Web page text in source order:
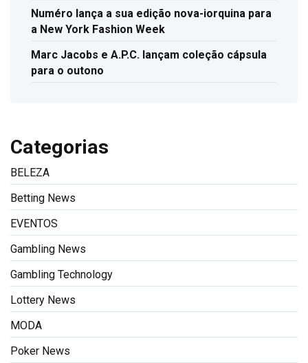
Numéro lança a sua edição nova-iorquina para
a New York Fashion Week
Marc Jacobs e A.P.C. lançam coleção cápsula
para o outono
Categorias
BELEZA
Betting News
EVENTOS
Gambling News
Gambling Technology
Lottery News
MODA
Poker News